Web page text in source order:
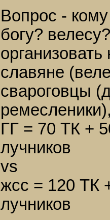
Вопрос -
богу?
славяне
свароговцы
ГГ = 70 ТК +
лучников
vs
жсс = 120 ТК
лучников